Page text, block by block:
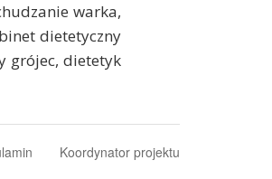
warka,
dietetyczny
grójec, dietetyk
Koordynator projektu